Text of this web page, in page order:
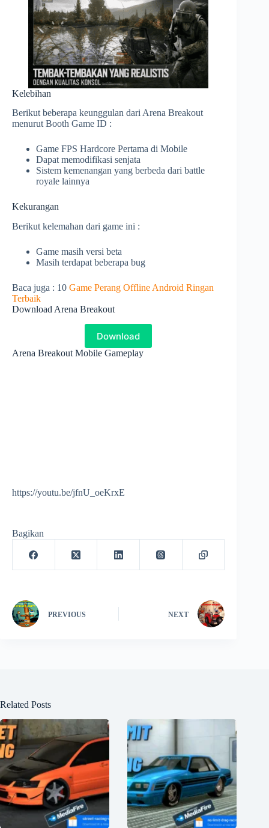
Kelebihan
Berikut beberapa keunggulan dari Arena Breakout
menurut Booth Game ID :
Game FPS Hardcore Pertama di Mobile
Dapat memodifikasi senjata
Sistem kemenangan yang berbeda dari battle
royale lainnya
Kekurangan
Berikut kelemahan dari game ini :
Game masih versi beta
Masih terdapat beberapa bug
Baca juga : 10 Game Perang Offline Android Ringan
Terbaik
Download Arena Breakout
Download
Arena Breakout Mobile Gameplay
https://youtu.be/jfnU_oeKrxE
Bagikan
PREVIOUS NEXT
Related Posts